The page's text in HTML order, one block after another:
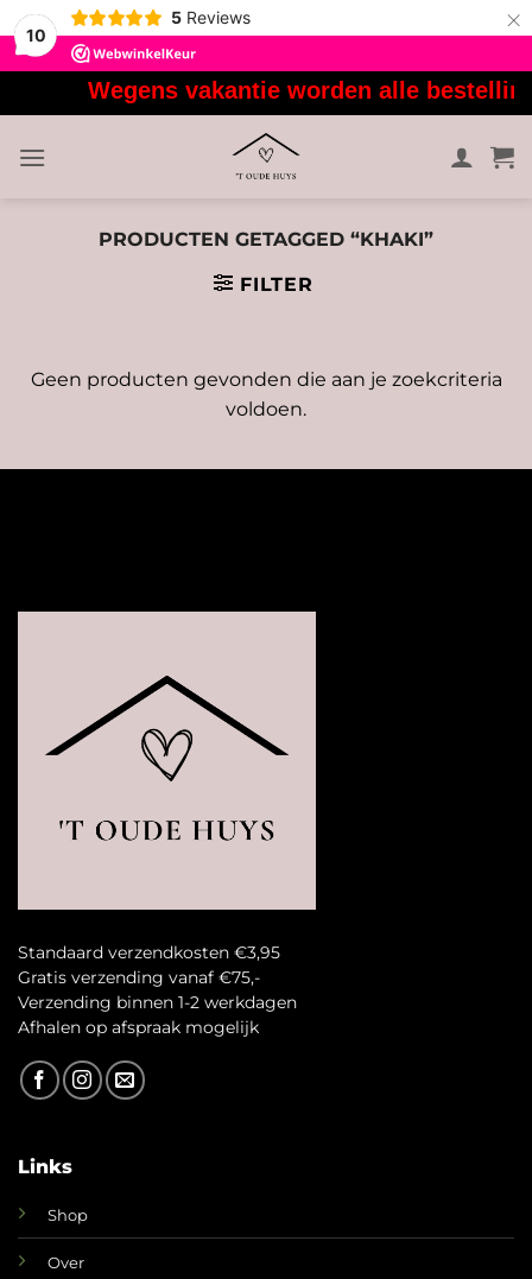
10
5 Reviews ×
naar
inhoud
Wegens vakantie worden alle
PRODUCTEN GETAGGED “KHAKI”
FILTER
Geen producten gevonden die aan je zoekcriteria
voldoen.
Standaard verzendkosten €3,95
Gratis verzending vanaf €75,-
Verzending binnen 1-2 werkdagen
Afhalen op afspraak mogelijk
Links
Shop
Over